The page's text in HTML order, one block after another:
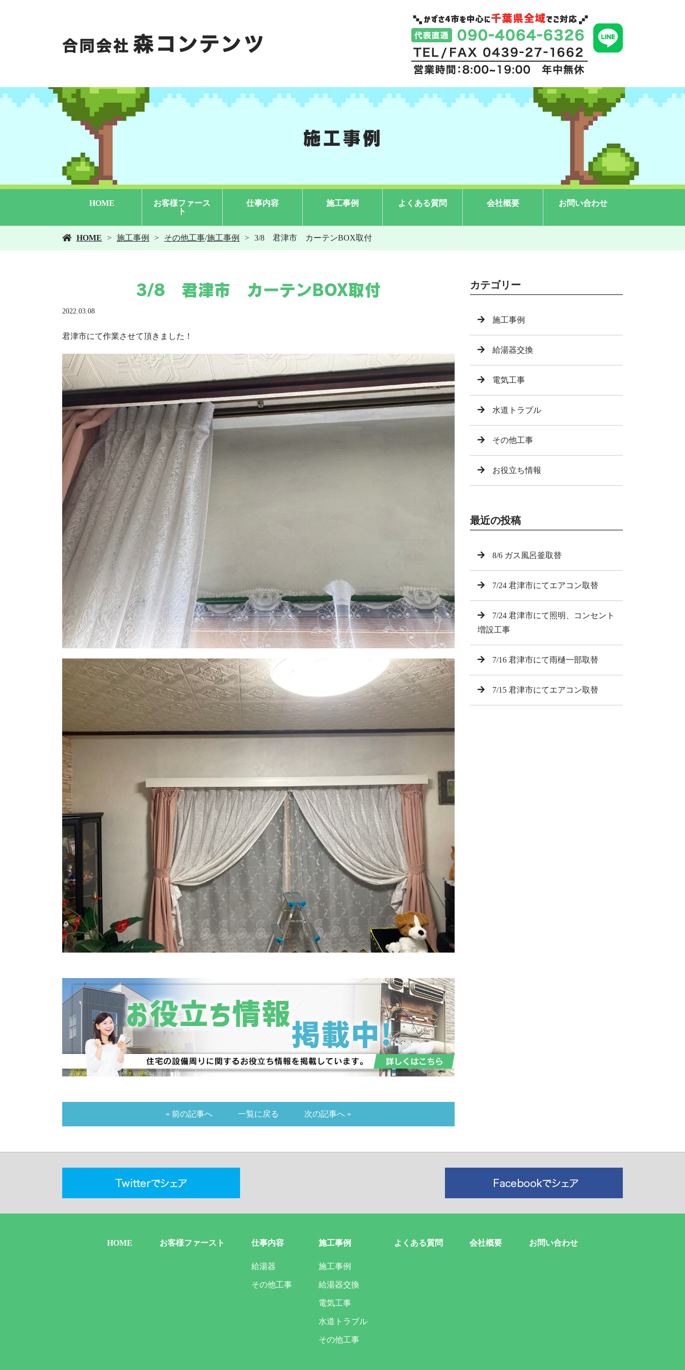
施工事例
HOME
お客様ファース
ト
仕事内容
給湯器
その他工事
施工事例
施工事例
給湯器交換
電気工事
水道トラブル
その他工事
よくある質問 会社概要 お問い合わせ
HOME 施工事例 その他工事/施工事例 3/8 君津市 カーテンBOX取付
3/8 君津市 カーテンBOX取付
2022.03.08
君津市にて作業させて頂きました！
« 前の記事へ 一覧に戻る 次の記事へ »
カテゴリー
施工事例
給湯器交換
電気工事
水道トラブル
その他工事
お役立ち情報
最近の投稿
8/6 ガス風呂釜取替
7/24 君津市にてエアコン取替
7/24 君津市にて照明、コンセント
増設工事
7/16 君津市にて雨樋一部取替
7/15 君津市にてエアコン取替
HOME お客様ファースト 仕事内容
給湯器
その他工事
施工事例
施工事例
給湯器交換
電気工事
水道トラブル
その他工事
よくある質問 会社概要 お問い合わせ